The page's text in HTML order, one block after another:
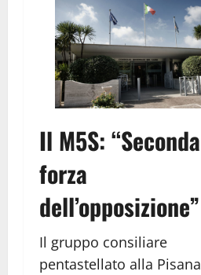
Il M5S: “Seconda
forza
dell’opposizione”
Il gruppo consiliare
pentastellato alla Pisana